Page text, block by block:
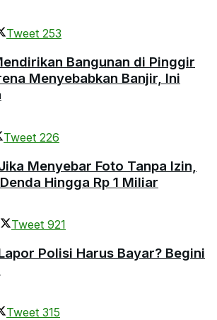
Tweet 253
Bangunan di Pinggir
Menyebabkan Banjir, Ini
Tweet 226
Menyebar Foto Tanpa Izin,
Hingga Rp 1 Miliar
Tweet 921
Polisi Harus Bayar? Begini
Tweet 315